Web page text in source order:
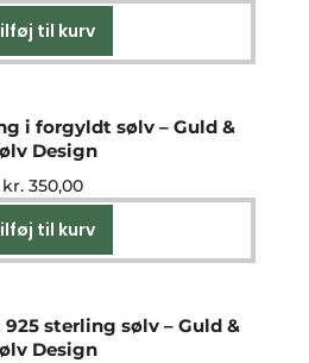
til kurv
i forgyldt sølv – Guld &
Design
kr.350,00
til kurv
sterling sølv – Guld &
Design